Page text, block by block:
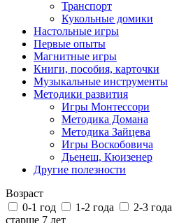
Транспорт
Кукольные домики
Настольные игры
Первые опыты
Магнитные игры
Книги, пособия, карточки
Музыкальные инструменты
Методики развития
Игры Монтессори
Методика Домана
Методика Зайцева
Игры Воскобовича
Дьенеш, Кюизенер
Другие полезности
Возраст
0-1 год
1-2 года 2-3 года
старше 7 лет